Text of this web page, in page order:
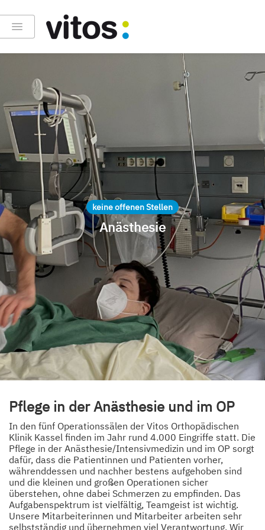
keine offenen Stellen
Anästhesie
Pflege in der Anästhesie und im OP
In den fünf Operationssälen der Vitos Orthopädischen
Klinik Kassel finden im Jahr rund 4.000 Eingriffe statt. Die
Pflege in der Anästhesie/Intensivmedizin und im OP sorgt
dafür, dass die Patientinnen und Patienten vorher,
währenddessen und nachher bestens aufgehoben sind
und die kleinen und großen Operationen sicher
überstehen, ohne dabei Schmerzen zu empfinden. Das
Aufgabenspektrum ist vielfältig, Teamgeist ist wichtig.
Unsere Mitarbeiterinnen und Mitarbeiter arbeiten sehr
selbstständig und übernehmen viel Verantwortung. Wir